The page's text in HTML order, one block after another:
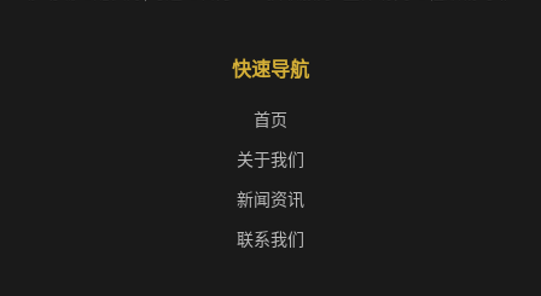
快速导航
首页
关于我们
新闻资讯
联系我们